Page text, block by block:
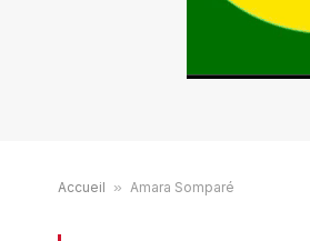
Accueil » Amara Somparé